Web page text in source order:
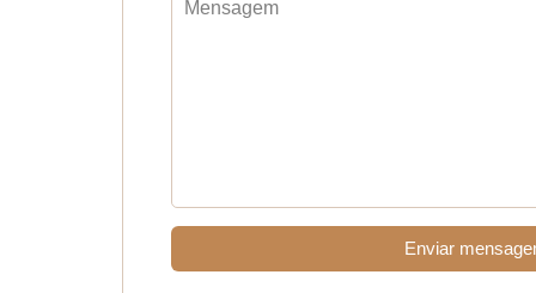
Enviar